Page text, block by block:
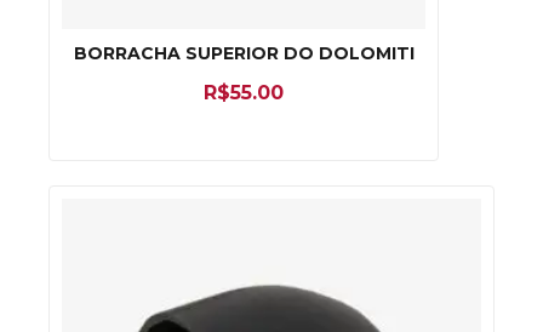
BORRACHA SUPERIOR DO DOLOMITI
R$55.00